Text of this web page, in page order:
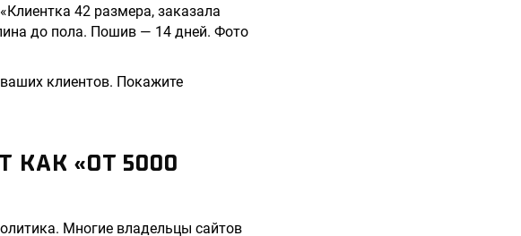
42 размера, заказала
до пола. Пошив — 14 дней. Фото
клиентов. Покажите
КАК «ОТ 5000
Многие владельцы сайтов